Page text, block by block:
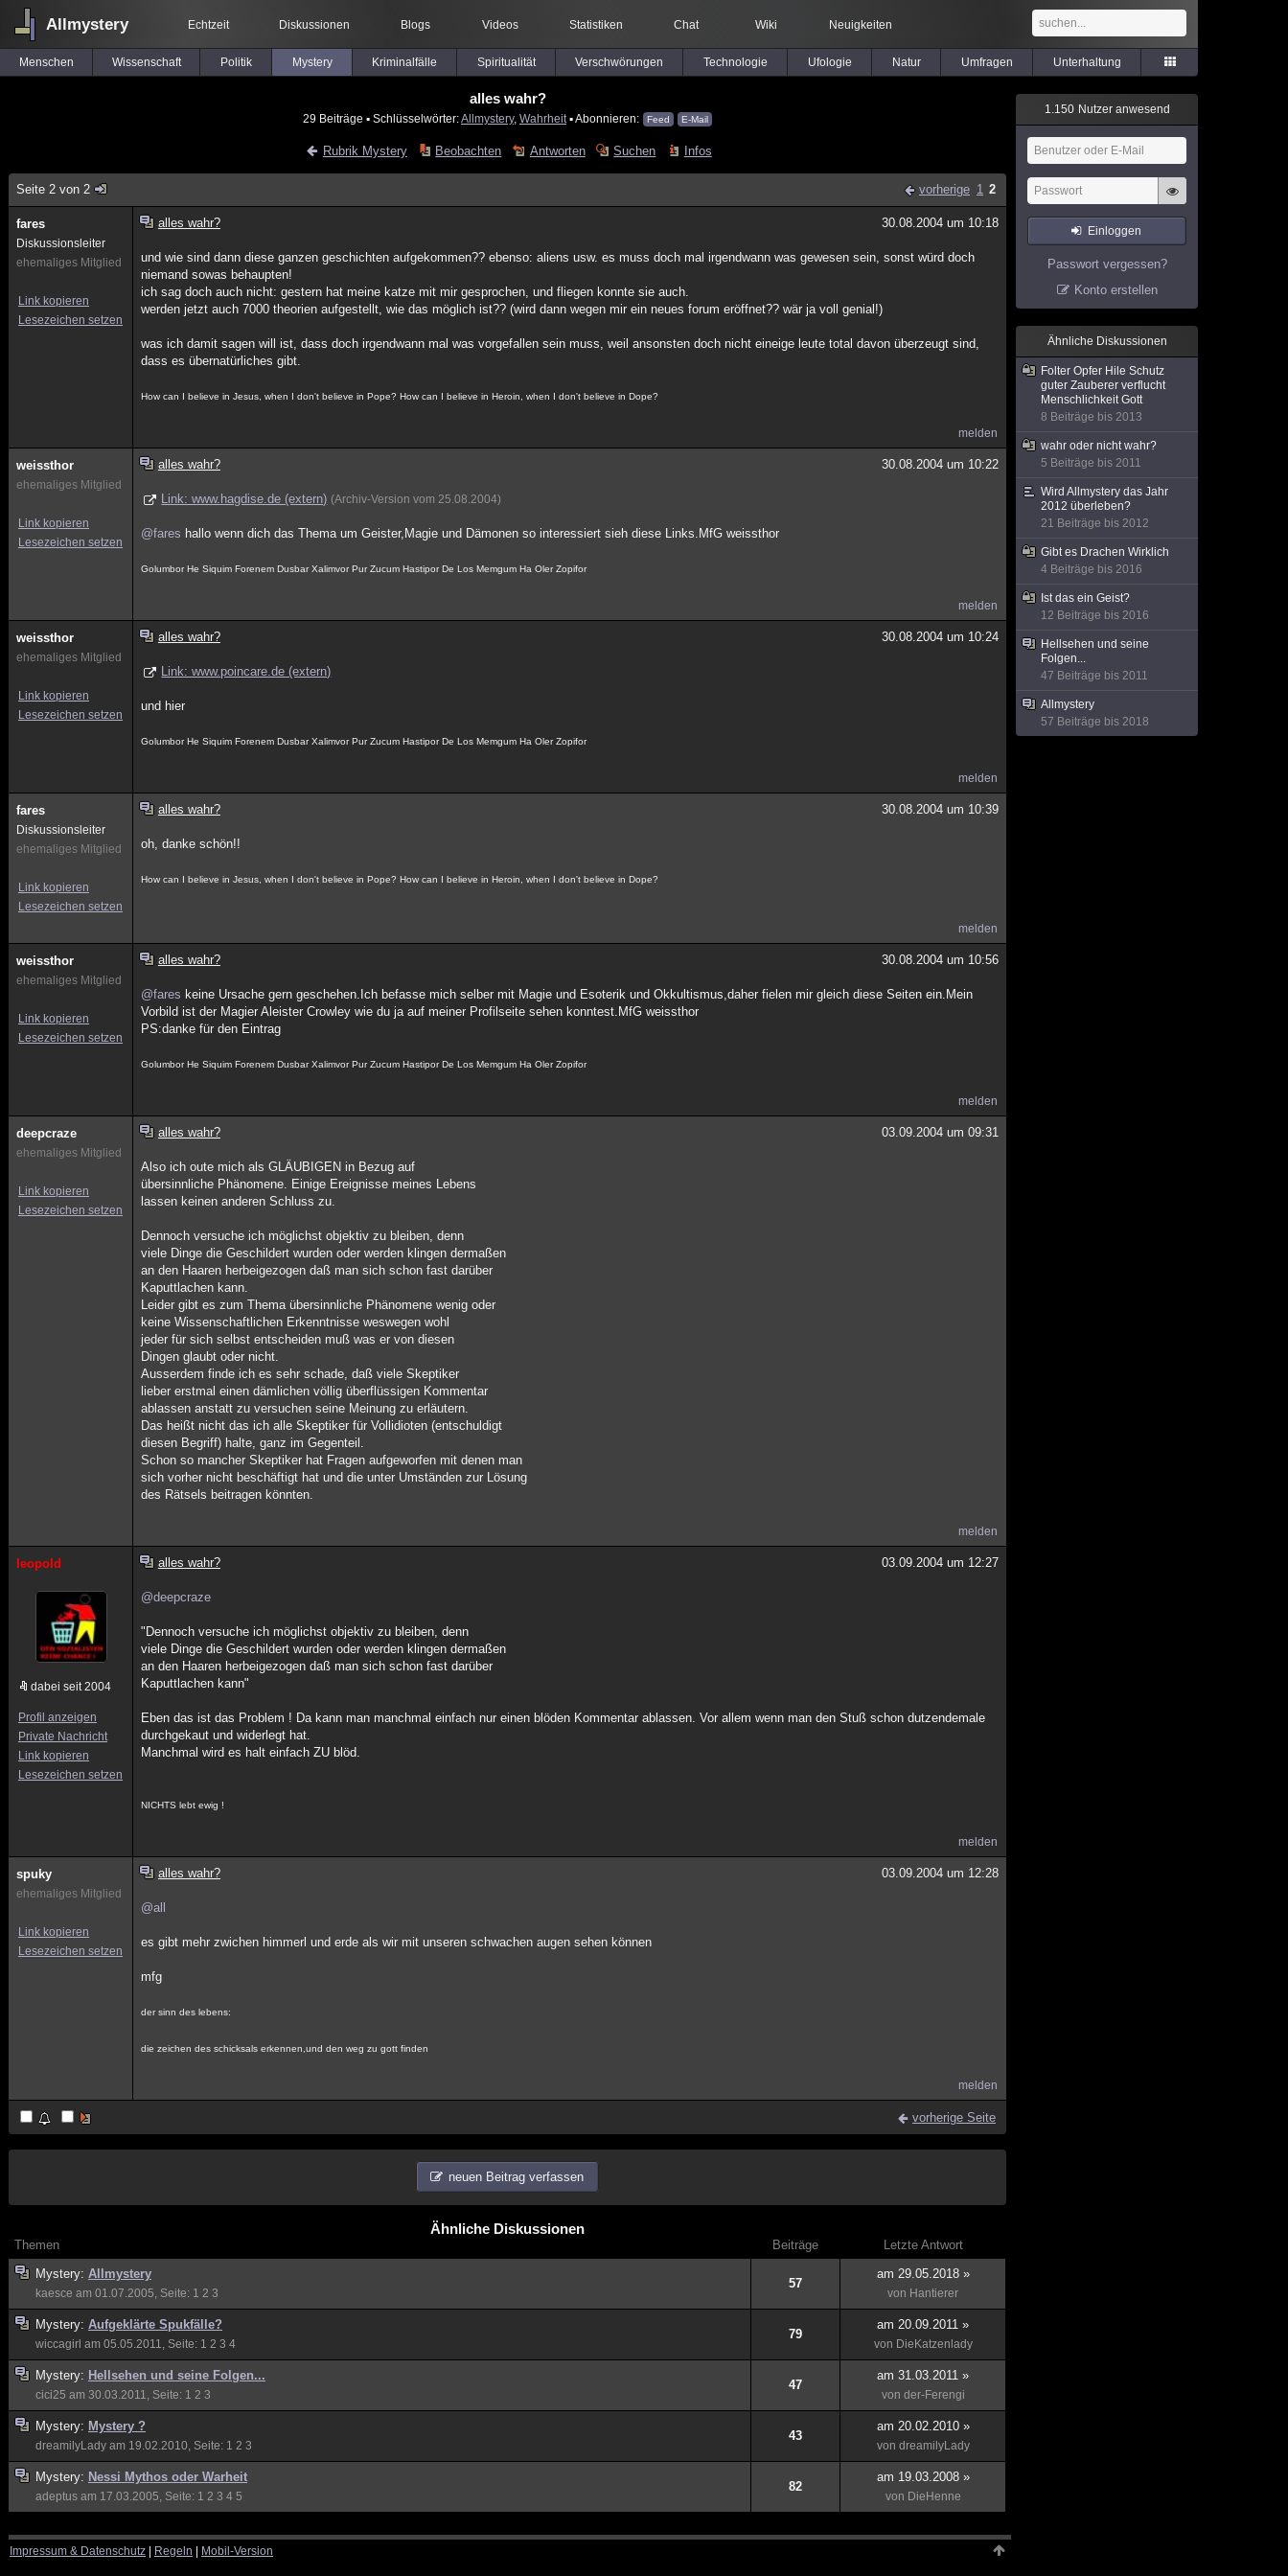
Allmystery Echtzeit Diskussionen Blogs Videos Statistiken Chat Wiki Neuigkeiten
Menschen Wissenschaft Politik Mystery Kriminalfälle Spiritualität Verschwörungen Technologie Ufologie Natur Umfragen Unterhaltung
alles wahr?
29 Beiträge ▪ Schlüsselwörter:Allmystery, Wahrheit ▪ Abonnieren: Feed E-Mail
Rubrik Mystery Beobachten Antworten Suchen Infos
Seite 2 von 2 vorherige 1 2
fares
Diskussionsleiter
ehemaliges Mitglied
Link kopieren
Lesezeichen setzen
alles wahr? 30.08.2004 um 10:18
und wie sind dann diese ganzen geschichten aufgekommen?? ebenso: aliens usw. es muss doch mal irgendwann was gewesen sein, sonst würd doch
niemand sowas behaupten!
ich sag doch auch nicht: gestern hat meine katze mit mir gesprochen, und fliegen konnte sie auch.
werden jetzt auch 7000 theorien aufgestellt, wie das möglich ist?? (wird dann wegen mir ein neues forum eröffnet?? wär ja voll genial!)
was ich damit sagen will ist, dass doch irgendwann mal was vorgefallen sein muss, weil ansonsten doch nicht eineige leute total davon überzeugt sind,
dass es übernatürliches gibt.
How can I believe in Jesus, when I don't believe in Pope? How can I believe in Heroin, when I don't believe in Dope?
melden
weissthor
ehemaliges Mitglied
Link kopieren
Lesezeichen setzen
alles wahr? 30.08.2004 um 10:22
Link: www.hagdise.de (extern) (Archiv-Version vom 25.08.2004)
@fares hallo wenn dich das Thema um Geister,Magie und Dämonen so interessiert sieh diese Links.MfG weissthor
Golumbor He Siquim Forenem Dusbar Xalimvor Pur Zucum Hastipor De Los Memgum Ha Oler Zopifor
melden
weissthor
ehemaliges Mitglied
Link kopieren
Lesezeichen setzen
alles wahr? 30.08.2004 um 10:24
Link: www.poincare.de (extern)
und hier
Golumbor He Siquim Forenem Dusbar Xalimvor Pur Zucum Hastipor De Los Memgum Ha Oler Zopifor
melden
fares
Diskussionsleiter
ehemaliges Mitglied
Link kopieren
Lesezeichen setzen
alles wahr? 30.08.2004 um 10:39
oh, danke schön!!
How can I believe in Jesus, when I don't believe in Pope? How can I believe in Heroin, when I don't believe in Dope?
melden
weissthor
ehemaliges Mitglied
Link kopieren
Lesezeichen setzen
alles wahr? 30.08.2004 um 10:56
@fares keine Ursache gern geschehen.Ich befasse mich selber mit Magie und Esoterik und Okkultismus,daher fielen mir gleich diese Seiten ein.Mein
Vorbild ist der Magier Aleister Crowley wie du ja auf meiner Profilseite sehen konntest.MfG weissthor
PS:danke für den Eintrag
Golumbor He Siquim Forenem Dusbar Xalimvor Pur Zucum Hastipor De Los Memgum Ha Oler Zopifor
melden
deepcraze
ehemaliges Mitglied
Link kopieren
Lesezeichen setzen
alles wahr? 03.09.2004 um 09:31
Also ich oute mich als GLÄUBIGEN in Bezug auf
übersinnliche Phänomene. Einige Ereignisse meines Lebens
lassen keinen anderen Schluss zu.
Dennoch versuche ich möglichst objektiv zu bleiben, denn
viele Dinge die Geschildert wurden oder werden klingen dermaßen
an den Haaren herbeigezogen daß man sich schon fast darüber
Kaputtlachen kann.
Leider gibt es zum Thema übersinnliche Phänomene wenig oder
keine Wissenschaftlichen Erkenntnisse weswegen wohl
jeder für sich selbst entscheiden muß was er von diesen
Dingen glaubt oder nicht.
Ausserdem finde ich es sehr schade, daß viele Skeptiker
lieber erstmal einen dämlichen völlig überflüssigen Kommentar
ablassen anstatt zu versuchen seine Meinung zu erläutern.
Das heißt nicht das ich alle Skeptiker für Vollidioten (entschuldigt
diesen Begriff) halte, ganz im Gegenteil.
Schon so mancher Skeptiker hat Fragen aufgeworfen mit denen man
sich vorher nicht beschäftigt hat und die unter Umständen zur Lösung
des Rätsels beitragen könnten.
melden
leopold
dabei seit 2004
Profil anzeigen
Private Nachricht
Link kopieren
Lesezeichen setzen
alles wahr? 03.09.2004 um 12:27
@deepcraze
"Dennoch versuche ich möglichst objektiv zu bleiben, denn
viele Dinge die Geschildert wurden oder werden klingen dermaßen
an den Haaren herbeigezogen daß man sich schon fast darüber
Kaputtlachen kann"
Eben das ist das Problem ! Da kann man manchmal einfach nur einen blöden Kommentar ablassen. Vor allem wenn man den Stuß schon dutzendemale
durchgekaut und widerlegt hat.
Manchmal wird es halt einfach ZU blöd.
NICHTS lebt ewig !
melden
spuky
ehemaliges Mitglied
Link kopieren
Lesezeichen setzen
alles wahr? 03.09.2004 um 12:28
@all
es gibt mehr zwichen himmerl und erde als wir mit unseren schwachen augen sehen können
mfg
der sinn des lebens:
die zeichen des schicksals erkennen,und den weg zu gott finden
melden
vorherige Seite
neuen Beitrag verfassen
Ähnliche Diskussionen
Themen Beiträge
Letzte Antwort
Mystery: Allmystery
kaesce am 01.07.2005, Seite: 1 2 3
57
am 29.05.2018 »
von Hantierer
Mystery: Aufgeklärte Spukfälle?
wiccagirl am 05.05.2011, Seite: 1 2 3 4
79
am 20.09.2011 »
von DieKatzenlady
Mystery: Hellsehen und seine Folgen...
cici25 am 30.03.2011, Seite: 1 2 3
47
am 31.03.2011 »
von der-Ferengi
Mystery: Mystery ?
dreamilyLady am 19.02.2010, Seite: 1 2 3
43
am 20.02.2010 »
von dreamilyLady
Mystery: Nessi Mythos oder Warheit
adeptus am 17.03.2005, Seite: 1 2 3 4 5
82
am 19.03.2008 »
von DieHenne
1.150 Nutzer anwesend
Einloggen
Passwort vergessen?
Konto erstellen
Ähnliche Diskussionen
Folter Opfer Hile Schutz
guter Zauberer verflucht
Menschlichkeit Gott
8 Beiträge bis 2013
wahr oder nicht wahr?
5 Beiträge bis 2011
Wird Allmystery das Jahr
2012 überleben?
21 Beiträge bis 2012
Gibt es Drachen Wirklich
4 Beiträge bis 2016
Ist das ein Geist?
12 Beiträge bis 2016
Hellsehen und seine
Folgen...
47 Beiträge bis 2011
Allmystery
57 Beiträge bis 2018
Impressum & Datenschutz Regeln Mobil-Version